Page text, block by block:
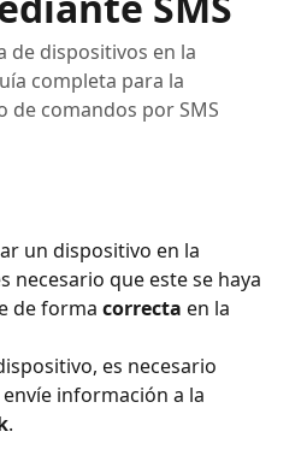
de dispositivos en la
completa para la
de comandos por SMS
un dispositivo en la
necesario que este se haya
de forma correcta en la
es necesario
información a la
.